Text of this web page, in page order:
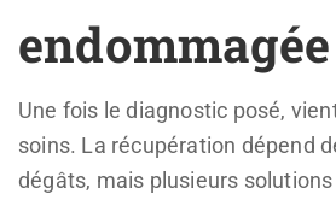
endommagée
Une fois le diagnostic posé,
soins. La récupération dépend
dégâts, mais plusieurs